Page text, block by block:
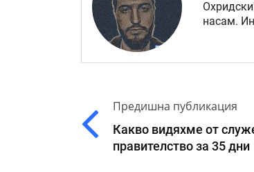
насам.
Предишна публикация
Какво видяхме от
правителство за 35 дни